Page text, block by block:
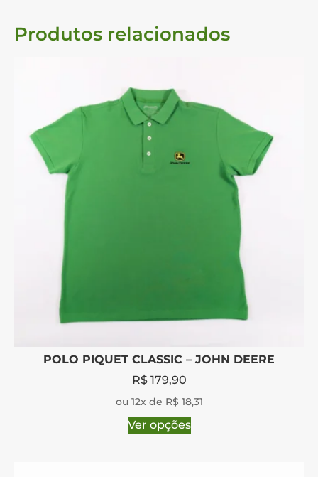
Produtos relacionados
POLO PIQUET CLASSIC – JOHN DEERE
R$179,90
ou 12x de R$ 18,31
Ver opções